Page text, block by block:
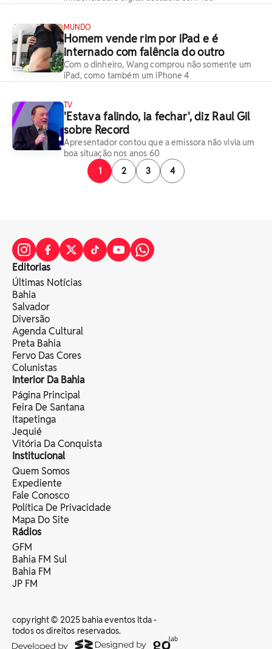
MUNDO
Homem vende rim por iPad e é
internado com falência do outro
Com o dinheiro, Wang comprou não somente um
iPad, como também um iPhone 4
TV
'Estava falindo, ia fechar', diz Raul Gil
sobre Record
Apresentador contou que a emissora não vivia um
boa situação nos anos 60
1
2 3 4
Editorias
Últimas Notícias
Bahia
Salvador
Diversão
Agenda Cultural
Preta Bahia
Fervo Das Cores
Colunistas
Interior Da Bahia
Página Principal
Feira De Santana
Itapetinga
Jequié
Vitória Da Conquista
Institucional
Quem Somos
Expediente
Fale Conosco
Política De Privacidade
Mapa Do Site
Rádios
GFM
Bahia FM Sul
Bahia FM
JP FM
copyright © 2025 bahia eventos ltda -
todos os direitos reservados.